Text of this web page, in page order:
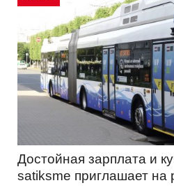
Достойная зарплата и
satiksme приглашает на